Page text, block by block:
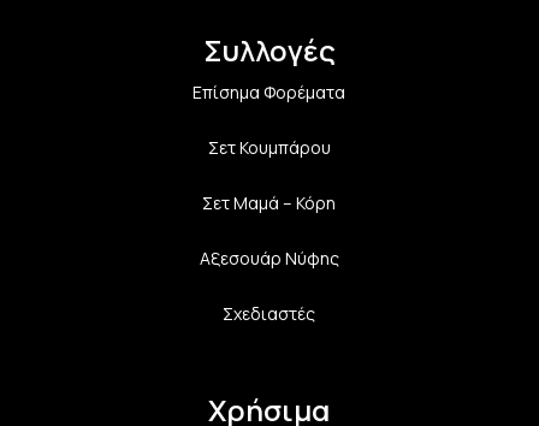
Συλλογές
Επίσημα Φορέματα
Σετ Κουμπάρου
Σετ Μαμά – Κόρη
Αξεσουάρ Νύφης
Σχεδιαστές
Χρήσιμα